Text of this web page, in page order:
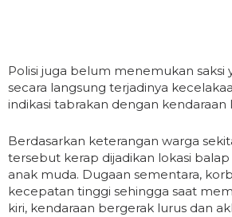
Polisi juga belum menemukan saksi
secara langsung terjadinya
indikasi tabrakan dengan kendaraan
Berdasarkan keterangan warga
tersebut kerap dijadikan lokasi
anak muda. Dugaan sementara,
kecepatan tinggi sehingga saat
kiri, kendaraan bergerak lurus dan